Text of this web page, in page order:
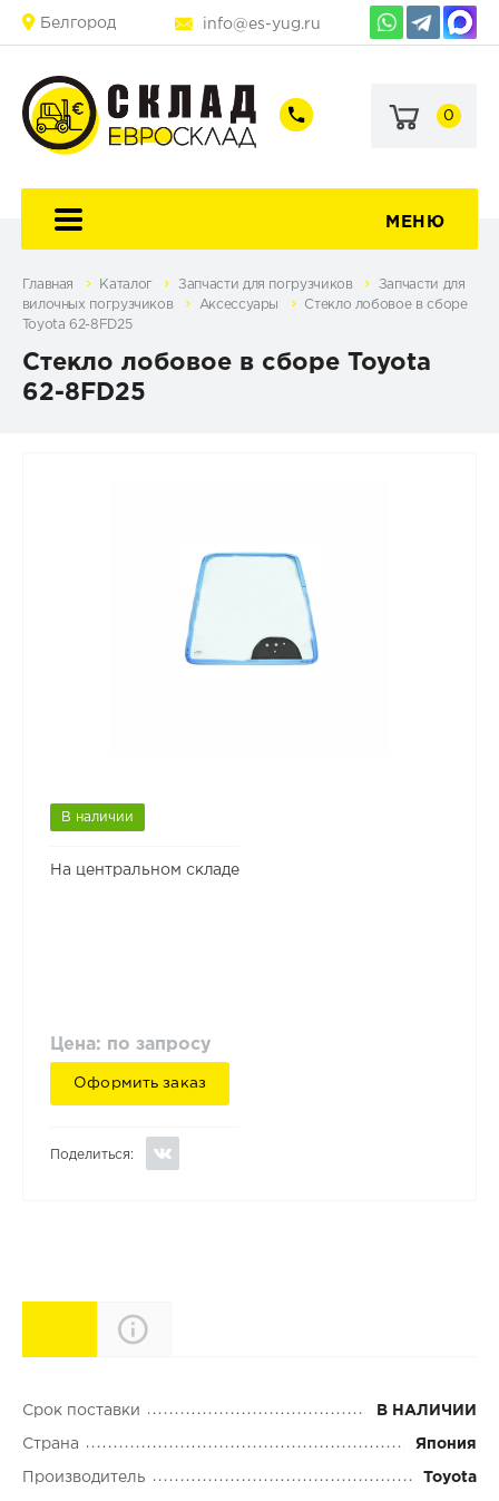
Белгород info@es-yug.ru
+7
60-
+7
69-
0
МЕНЮ
Главная Каталог Запчасти для погрузчиков
Запчасти для
вилочных погрузчиков
Аксессуары
Стекло лобовое в сборе
Toyota 62-8FD25
Стекло лобовое в сборе Toyota
62-8FD25
В наличии
На центральном складе
Цена: по запросу
Оформить заказ
Поделиться:
Характеристики
Срок поставки В НАЛИЧИИ
Страна Япония
Производитель Toyota